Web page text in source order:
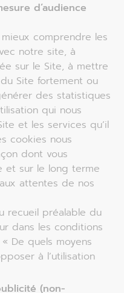
d’audience
comprendre les
notre site, à
sur le Site, à mettre
Site fortement ou
des statistiques
qui nous
et les services qu’il
cookies nous
dont vous
et sur le long terme
attentes de nos
recueil préalable du
dans les conditions
De quels moyens
à l’utilisation
(non-